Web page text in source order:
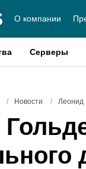
О компании
Серверы
/ Новости / Леонид